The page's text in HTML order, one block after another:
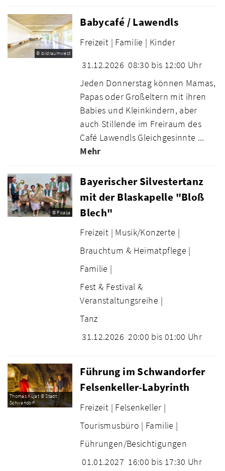
© bildraumwest
Babycafé / Lawendls
Freizeit | Familie | Kinder
31.12.2026 08:30 bis 12:00 Uhr
Jeden Donnerstag können Mamas,
Papas oder Großeltern mit ihren
Babies und Kleinkindern, aber
auch Stillende im Freiraum des
Café Lawendls Gleichgesinnte ...
Mehr
© Picasa
Bayerischer Silvestertanz
mit der Blaskapelle "Bloß
Blech"
Freizeit | Musik/Konzerte |
Brauchtum & Heimatpflege |
Familie |
Fest & Festival &
Veranstaltungsreihe |
Tanz
31.12.2026 20:00 bis 01:00 Uhr
Thomas Kujat © Stadt
Schwandorf
Führung im Schwandorfer
Felsenkeller-Labyrinth
Freizeit | Felsenkeller |
Tourismusbüro | Familie |
Führungen/Besichtigungen
01.01.2027 16:00 bis 17:30 Uhr